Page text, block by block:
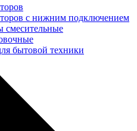
с нижним подключением
смесительные
бытовой техники